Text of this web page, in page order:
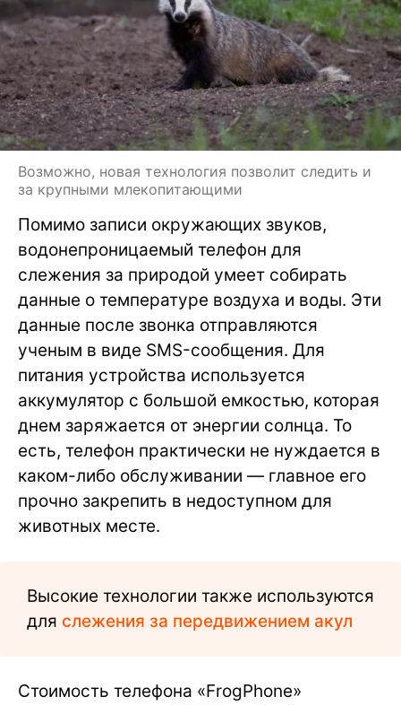
Возможно, новая технология позволит следить и
за крупными млекопитающими
Помимо записи окружающих звуков,
водонепроницаемый телефон для
слежения за природой умеет собирать
данные о температуре воздуха и воды. Эти
данные после звонка отправляются
ученым в виде SMS-сообщения. Для
питания устройства используется
аккумулятор с большой емкостью, которая
днем заряжается от энергии солнца. То
есть, телефон практически не нуждается в
каком-либо обслуживании — главное его
прочно закрепить в недоступном для
животных месте.
Высокие технологии также используются
для слежения за передвижением акул
Стоимость телефона «FrogPhone»